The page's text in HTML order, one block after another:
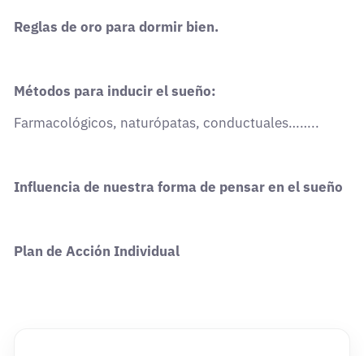
Reglas de oro para dormir bien.
Métodos para inducir el sueño:
Farmacológicos, naturópatas, conductuales……..
Influencia de nuestra forma de pensar en el sueño
Plan de Acción Individual